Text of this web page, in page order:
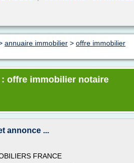
annuaire immobilier > offre immobilier
offre immobilier notaire
annonce ...
FRANCE